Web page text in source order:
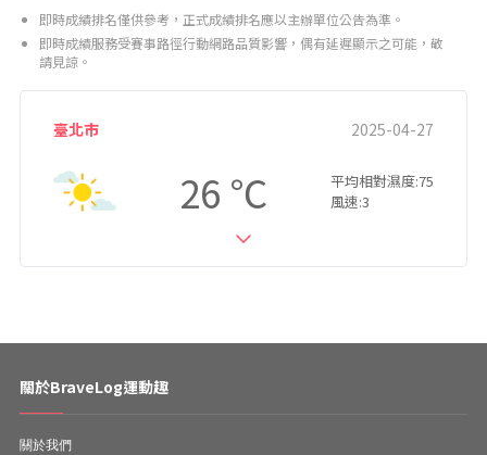
即時成績排名僅供參考，正式成績排名應以主辦單位公告為準。
即時成績服務受賽事路徑行動網路品質影響，偶有延遲顯示之可能，敬
請見諒。
臺北市 2025-04-27
26
平均相對濕度:75
風速:3
關於BraveLog運動趣
關於我們